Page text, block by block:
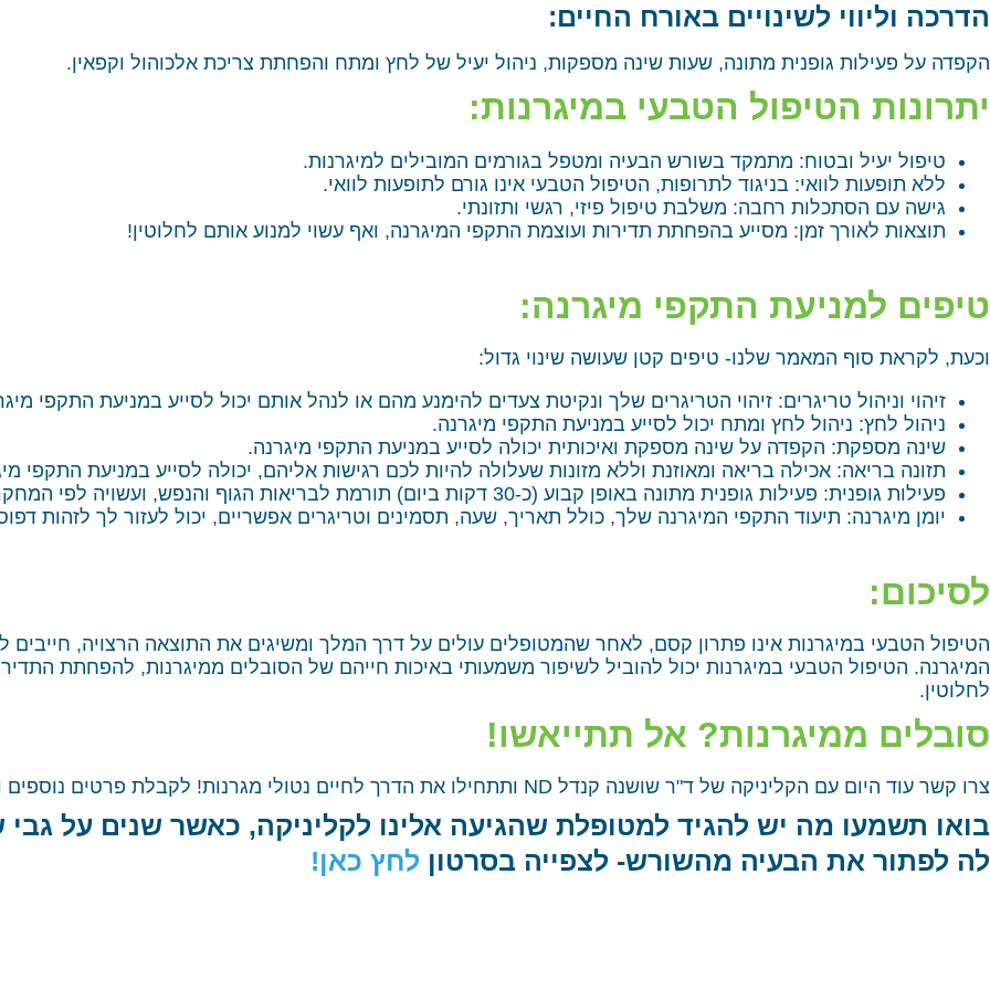
הדרכה וליווי לשינויים באורח החיים:
הקפדה על פעילות גופנית מתונה, שעות שינה מספקות, ניהול יעיל של לחץ ומתח והפחתת צריכת אלכוהול וקפאין.
יתרונות הטיפול הטבעי במיגרנות:
טיפול יעיל ובטוח: מתמקד בשורש הבעיה ומטפל בגורמים המובילים למיגרנות.
ללא תופעות לוואי: בניגוד לתרופות, הטיפול הטבעי אינו גורם לתופעות לוואי.
גישה עם הסתכלות רחבה: משלבת טיפול פיזי, רגשי ותזונתי.
תוצאות לאורך זמן: מסייע בהפחתת תדירות ועוצמת התקפי המיגרנה, ואף עשוי למנוע אותם לחלוטין!
טיפים למניעת התקפי מיגרנה:
וכעת, לקראת סוף המאמר שלנו- טיפים קטן שעושה שינוי גדול:
זיהוי וניהול טריגרים: זיהוי הטריגרים שלך ונקיטת צעדים להימנע מהם או לנהל אותם יכול לסייע במניעת התקפי
ניהול לחץ: ניהול לחץ ומתח יכול לסייע במניעת התקפי מיגרנה.
שינה מספקת: הקפדה על שינה מספקת ואיכותית יכולה לסייע במניעת התקפי מיגרנה.
תזונה בריאה: אכילה בריאה ומאוזנת וללא מזונות שעלולה להיות לכם רגישות אליהם, יכולה לסייע במניעת התקפי
פעילות גופנית: פעילות גופנית מתונה באופן קבוע (כ-30 דקות ביום) תורמת לבריאות הגוף והנפש, ועשויה לפי המחקרים, להפחית את הסיכון להתקפי מיגרנה.
יומן מיגרנה: תיעוד התקפי המיגרנה שלך, כולל תאריך, שעה, תסמינים וטריגרים אפשריים, יכול לעזור לך לזהות
לסיכום:
הטיפול הטבעי במיגרנות אינו פתרון קסם, לאחר שהמטופלים עולים על דרך המלך ומשיגים את התוצאה הרצויה,
המיגרנה. הטיפול הטבעי במיגרנות יכול להוביל לשיפור משמעותי באיכות חייהם של הסובלים ממיגרנות, להפחתת
לחלוטין.
סובלים ממיגרנות? אל תתייאשו!
צרו קשר עוד היום עם הקליניקה של ד"ר שושנה קנדל ND ותתחילו את הדרך לחיים נטולי מגרנות! לקבלת פרטים נוספים וייעוץ אישי ללא התחייבות
בואו תשמעו מה יש להגיד למטופלת שהגיעה אלינו לקליניקה, כאשר שנים על גבי
לה לפתור את הבעיה מהשורש- לצפייה בסרטון לחץ כאן!